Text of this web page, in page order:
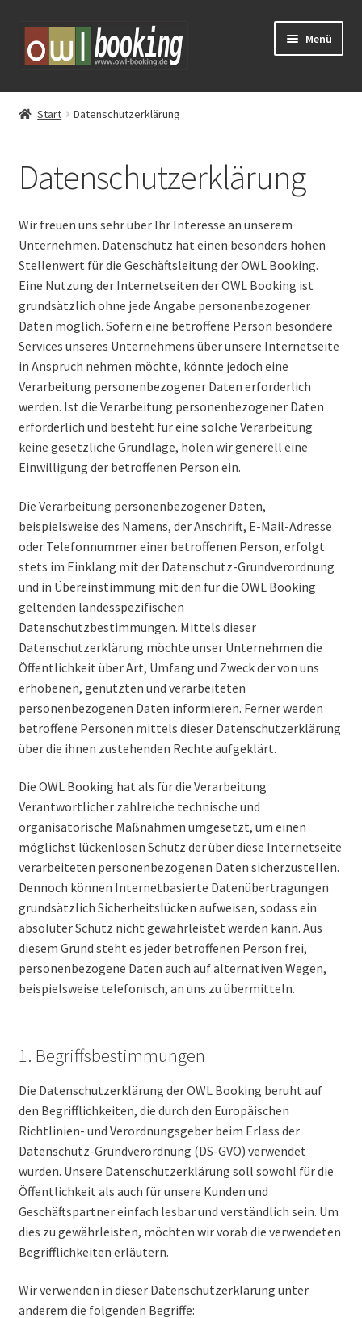
Zur
Navigation
springen
Zum
Inhalt
springen
Menü
Tickets
Vorverkauf
Eventschirme mieten
Schlosstheater Fürstenberg – Kreuz & Quer
Start Datenschutzerklärung
Datenschutzerklärung
Wir freuen uns sehr über Ihr Interesse an unserem
Unternehmen. Datenschutz hat einen besonders hohen
Stellenwert für die Geschäftsleitung der OWL Booking.
Eine Nutzung der Internetseiten der OWL Booking ist
grundsätzlich ohne jede Angabe personenbezogener
Daten möglich. Sofern eine betroffene Person besondere
Services unseres Unternehmens über unsere Internetseite
in Anspruch nehmen möchte, könnte jedoch eine
Verarbeitung personenbezogener Daten erforderlich
werden. Ist die Verarbeitung personenbezogener Daten
erforderlich und besteht für eine solche Verarbeitung
keine gesetzliche Grundlage, holen wir generell eine
Einwilligung der betroffenen Person ein.
Die Verarbeitung personenbezogener Daten,
beispielsweise des Namens, der Anschrift, E-Mail-Adresse
oder Telefonnummer einer betroffenen Person, erfolgt
stets im Einklang mit der Datenschutz-Grundverordnung
und in Übereinstimmung mit den für die OWL Booking
geltenden landesspezifischen
Datenschutzbestimmungen. Mittels dieser
Datenschutzerklärung möchte unser Unternehmen die
Öffentlichkeit über Art, Umfang und Zweck der von uns
erhobenen, genutzten und verarbeiteten
personenbezogenen Daten informieren. Ferner werden
betroffene Personen mittels dieser Datenschutzerklärung
über die ihnen zustehenden Rechte aufgeklärt.
Die OWL Booking hat als für die Verarbeitung
Verantwortlicher zahlreiche technische und
organisatorische Maßnahmen umgesetzt, um einen
möglichst lückenlosen Schutz der über diese Internetseite
verarbeiteten personenbezogenen Daten sicherzustellen.
Dennoch können Internetbasierte Datenübertragungen
grundsätzlich Sicherheitslücken aufweisen, sodass ein
absoluter Schutz nicht gewährleistet werden kann. Aus
diesem Grund steht es jeder betroffenen Person frei,
personenbezogene Daten auch auf alternativen Wegen,
beispielsweise telefonisch, an uns zu übermitteln.
1. Begriffsbestimmungen
Die Datenschutzerklärung der OWL Booking beruht auf
den Begrifflichkeiten, die durch den Europäischen
Richtlinien- und Verordnungsgeber beim Erlass der
Datenschutz-Grundverordnung (DS-GVO) verwendet
wurden. Unsere Datenschutzerklärung soll sowohl für die
Öffentlichkeit als auch für unsere Kunden und
Geschäftspartner einfach lesbar und verständlich sein. Um
dies zu gewährleisten, möchten wir vorab die verwendeten
Begrifflichkeiten erläutern.
Wir verwenden in dieser Datenschutzerklärung unter
anderem die folgenden Begriffe: